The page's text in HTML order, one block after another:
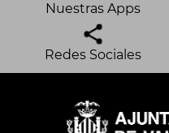
Nuestras Apps
Redes Sociales